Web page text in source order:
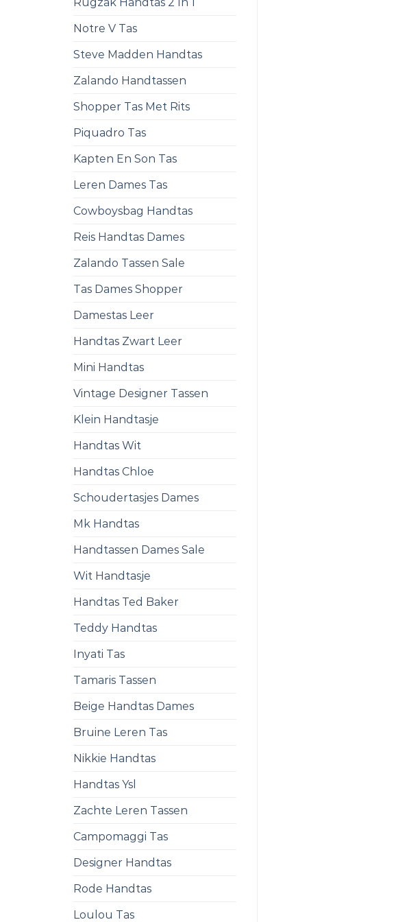
Notre V Tas
Steve Madden Handtas
Zalando Handtassen
Shopper Tas Met Rits
Piquadro Tas
Kapten En Son Tas
Leren Dames Tas
Cowboysbag Handtas
Reis Handtas Dames
Zalando Tassen Sale
Tas Dames Shopper
Damestas Leer
Handtas Zwart Leer
Mini Handtas
Vintage Designer Tassen
Klein Handtasje
Handtas Wit
Handtas Chloe
Schoudertasjes Dames
Mk Handtas
Handtassen Dames Sale
Wit Handtasje
Handtas Ted Baker
Teddy Handtas
Inyati Tas
Tamaris Tassen
Beige Handtas Dames
Bruine Leren Tas
Nikkie Handtas
Handtas Ysl
Zachte Leren Tassen
Campomaggi Tas
Designer Handtas
Rode Handtas
Loulou Tas